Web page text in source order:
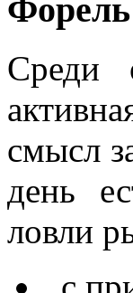
Среди
смысл
день
ловли